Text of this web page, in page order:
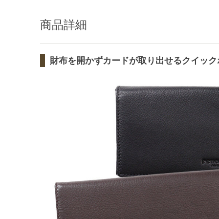
商品詳細
財布を開かずカードが取り出せるクイッ